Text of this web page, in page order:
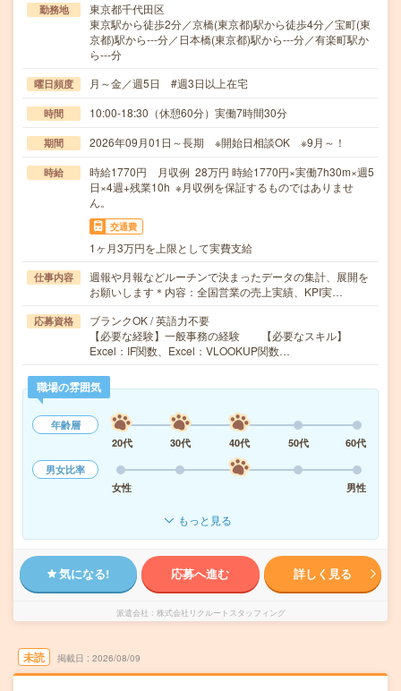
勤務地
東京都千代田区
東京駅から徒歩2分／京橋(東京都)駅から徒歩4分／宝町(東
京都)駅から---分／日本橋(東京都)駅から---分／有楽町駅か
ら---分
曜日頻度 月～金／週5日 #週3日以上在宅
時間 10:00-18:30（休憩60分）実働7時間30分
期間 2026年09月01日～長期 ※開始日相談OK ※9月～！
時給
時給1770円 月収例 28万円 時給1770円×実働7h30m×週5
日×4週+残業10h ※月収例を保証するものではありませ
ん。
交通費
1ヶ月3万円を上限として実費支給
仕事内容
週報や月報などルーチンで決まったデータの集計、展開を
お願いします＊内容：全国営業の売上実績、KPI実…
応募資格
ブランクOK / 英語力不要
【必要な経験】一般事務の経験 【必要なスキル】
Excel：IF関数、Excel：VLOOKUP関数…
職場の雰囲気
年齢層
20代
30代 40代 50代
60代
男女比率
女性
男性
もっと見る
気になる! 応募へ進む 詳しく見る
派遣会社 株式会社リクルートスタッフィング
未読 掲載日 2026/08/09